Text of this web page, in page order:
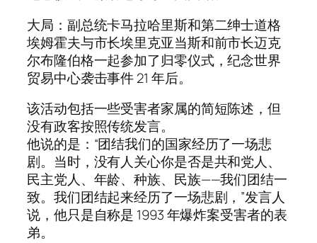
大局：副总统卡马拉哈里斯和第二绅士道格
埃姆霍夫与市长埃里克亚当斯和前市长迈克
尔布隆伯格一起参加了归零仪式，纪念世界
贸易中心袭击事件 21 年后。
该活动包括一些受害者家属的简短陈述，但
没有政客按照传统发言。
他说的是：“团结我们的国家经历了一场悲
剧。当时，没有人关心你是否是共和党人、
民主党人、年龄、种族、民族——我们团结一
致。我们团结起来经历了一场悲剧，”发言人
说，他只是自称是 1993 年爆炸案受害者的表
弟。